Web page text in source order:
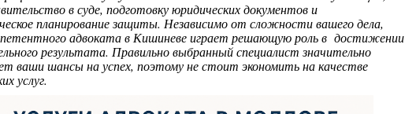
в суде, подготовку юридических документов и
планирование защиты. Независимо от сложности вашего дела,
адвоката в Кишиневе играет решающую роль в достижении
результата. Правильно выбранный специалист значительно
ваши шансы на успех, поэтому не стоит экономить на качестве
услуг.